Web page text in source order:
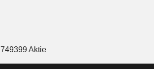
749399 Aktie